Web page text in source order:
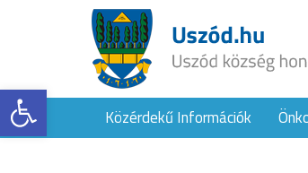
Eszköztár megnyitásaKözérdekű Információk